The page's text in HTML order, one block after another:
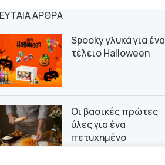
ΑΡΘΡΑ
Spooky γλυκά για ένα
τέλειο Halloween
Οι βασικές πρώτες
ύλες για ένα
πετυχημένο